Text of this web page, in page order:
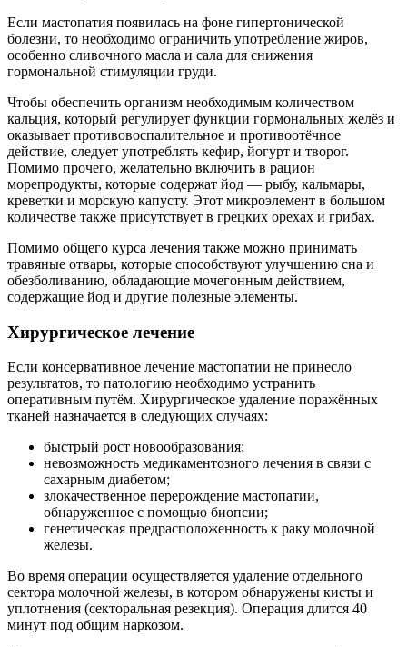
Если мастопатия появилась на фоне гипертонической
болезни, то необходимо ограничить употребление жиров,
особенно сливочного масла и сала для снижения
гормональной стимуляции груди.
Чтобы обеспечить организм необходимым количеством
кальция, который регулирует функции гормональных желёз и
оказывает противовоспалительное и противоотёчное
действие, следует употреблять кефир, йогурт и творог.
Помимо прочего, желательно включить в рацион
морепродукты, которые содержат йод — рыбу, кальмары,
креветки и морскую капусту. Этот микроэлемент в большом
количестве также присутствует в грецких орехах и грибах.
Помимо общего курса лечения также можно принимать
травяные отвары, которые способствуют улучшению сна и
обезболиванию, обладающие мочегонным действием,
содержащие йод и другие полезные элементы.
Хирургическое лечение
Если консервативное лечение мастопатии не принесло
результатов, то патологию необходимо устранить
оперативным путём. Хирургическое удаление поражённых
тканей назначается в следующих случаях:
быстрый рост новообразования;
невозможность медикаментозного лечения в связи с
сахарным диабетом;
злокачественное перерождение мастопатии,
обнаруженное с помощью биопсии;
генетическая предрасположенность к раку молочной
железы.
Во время операции осуществляется удаление отдельного
сектора молочной железы, в котором обнаружены кисты и
уплотнения (секторальная резекция). Операция длится 40
минут под общим наркозом.